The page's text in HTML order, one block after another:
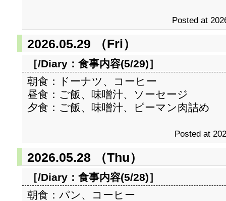
Posted at
2026.05.29 （Fri）
［/Diary： 食事内容(5/29)］
朝食：ドーナツ、コーヒー
昼食：ご飯、味噌汁、ソーセージ
夕食：ご飯、味噌汁、ピーマン肉詰め
Posted at
2026.05.28 （Thu）
［/Diary： 食事内容(5/28)］
朝食：パン、コーヒー